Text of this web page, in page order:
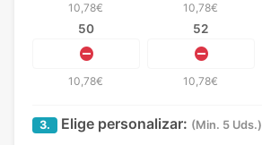
10,78€ 10,78€
50
10,78€
52
10,78€
3. Elige personalizar: (Min. 5 Uds.)